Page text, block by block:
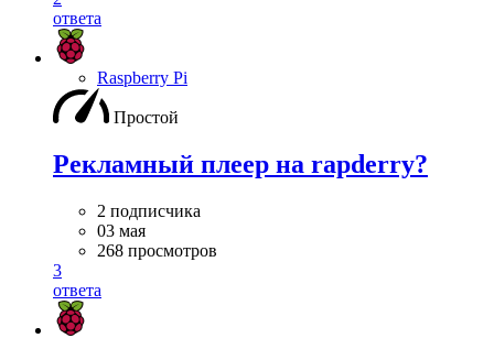
ответа
Raspberry Pi
Простой
Рекламный плеер на rapderry?
2 подписчика
03 мая
268 просмотров
3
ответа